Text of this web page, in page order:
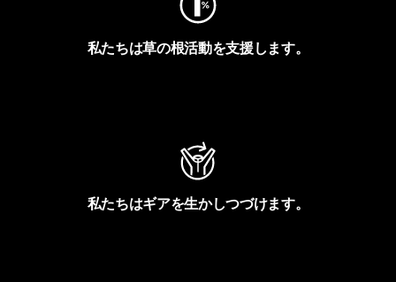
私たちは草の根活動を支援します。
私たちはギアを生かしつづけます。